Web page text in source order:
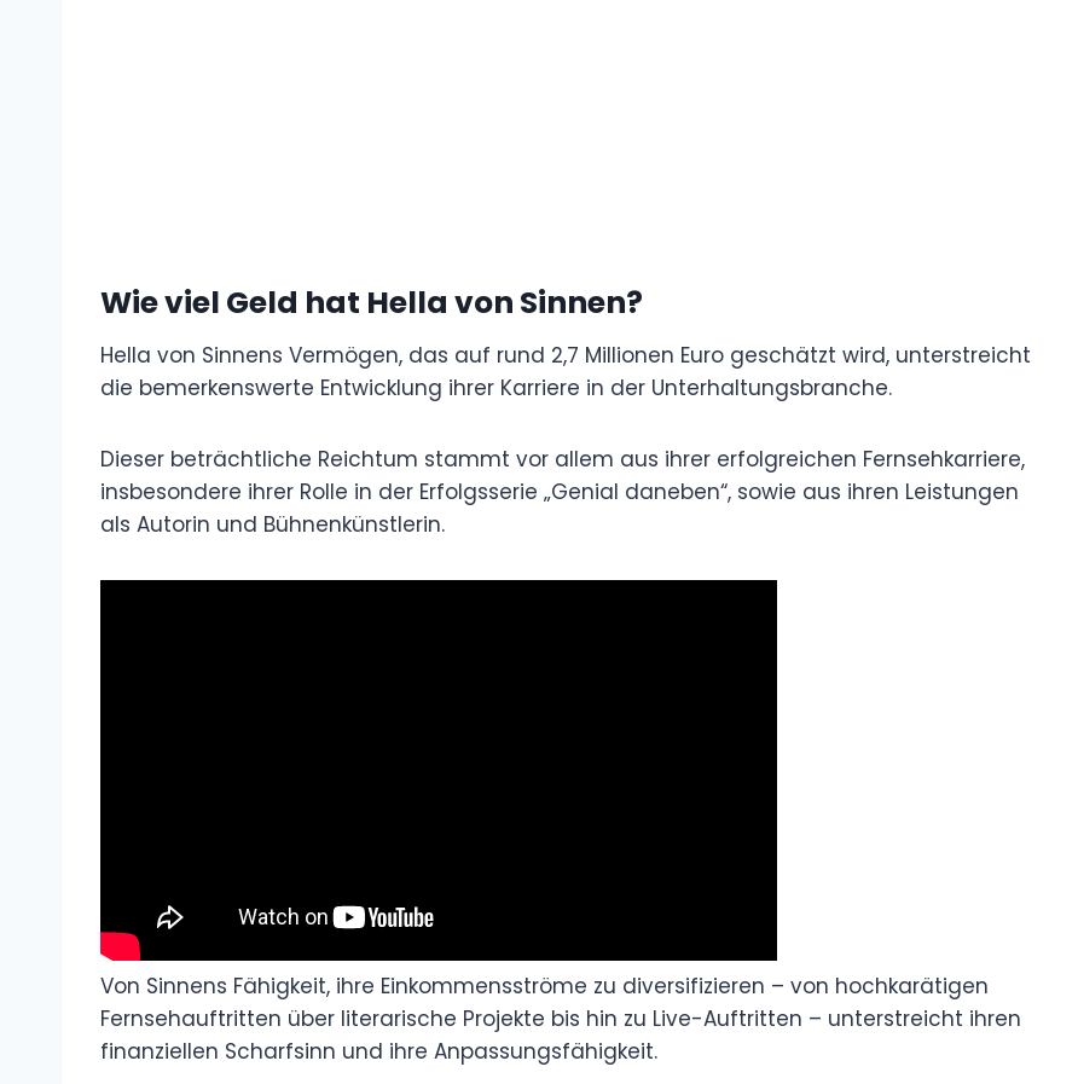
Wie viel Geld hat Hella von Sinnen?
Hella von Sinnens Vermögen, das auf rund 2,7 Millionen Euro geschätzt wird, unterstreicht
die bemerkenswerte Entwicklung ihrer Karriere in der Unterhaltungsbranche.
Dieser beträchtliche Reichtum stammt vor allem aus ihrer erfolgreichen Fernsehkarriere,
insbesondere ihrer Rolle in der Erfolgsserie „Genial daneben“, sowie aus ihren Leistungen
als Autorin und Bühnenkünstlerin.
Von Sinnens Fähigkeit, ihre Einkommensströme zu diversifizieren – von hochkarätigen
Fernsehauftritten über literarische Projekte bis hin zu Live-Auftritten – unterstreicht ihren
finanziellen Scharfsinn und ihre Anpassungsfähigkeit.